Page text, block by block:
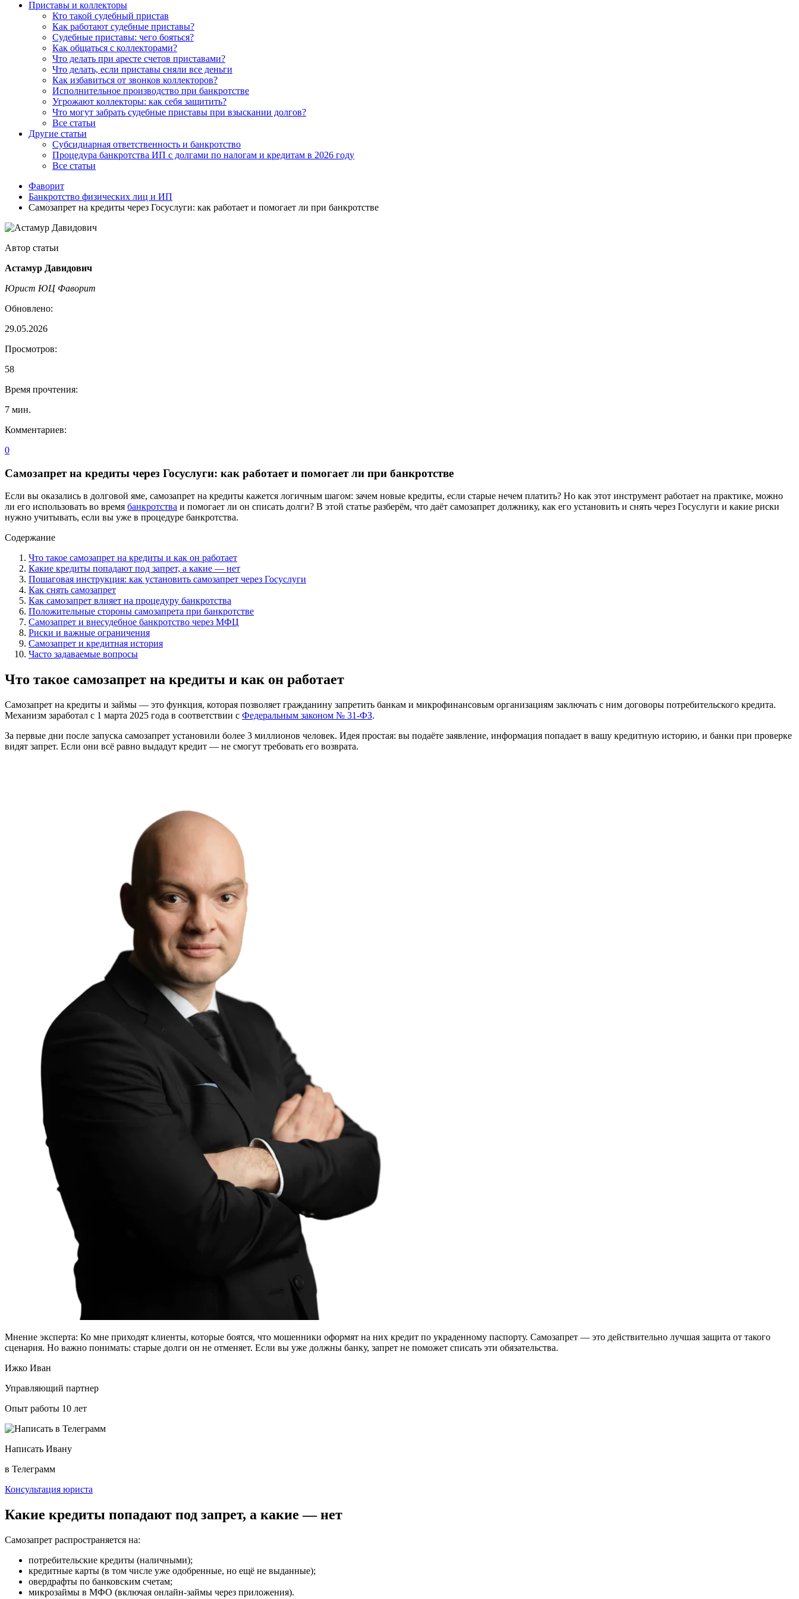
Приставы и коллекторы
Кто такой судебный пристав
Как работают судебные приставы?
Судебные приставы: чего бояться?
Как общаться с коллекторами?
Что делать при аресте счетов приставами?
Что делать, если приставы сняли все деньги
Как избавиться от звонков коллекторов?
Исполнительное производство при банкротстве
Угрожают коллекторы: как себя защитить?
Что могут забрать судебные приставы при взыскании долгов?
Все статьи
Другие статьи
Субсидиарная ответственность и банкротство
Процедура банкротства ИП с долгами по налогам и кредитам в 2026 году
Все статьи
Фаворит
Банкротство физических лиц и ИП
Самозапрет на кредиты через Госуслуги: как работает и помогает ли при банкротстве
Автор статьи
Астамур Давидович
Юрист ЮЦ Фаворит
Обновлено:
29.05.2026
Просмотров:
58
Время прочтения:
7 мин.
Комментариев:
0
Самозапрет на кредиты через Госуслуги: как работает и помогает ли при банкротстве
Если вы оказались в долговой яме, самозапрет на кредиты кажется логичным шагом: зачем новые кредиты, если старые нечем платить? Но как этот инструмент работает на практике, можно
ли его использовать во время банкротства и помогает ли он списать долги? В этой статье разберём, что даёт самозапрет должнику, как его установить и снять через Госуслуги и какие риски
нужно учитывать, если вы уже в процедуре банкротства.
Содержание
Что такое самозапрет на кредиты и как он работает
Какие кредиты попадают под запрет, а какие — нет
Пошаговая инструкция: как установить самозапрет через Госуслуги
Как снять самозапрет
Как самозапрет влияет на процедуру банкротства
Положительные стороны самозапрета при банкротстве
Самозапрет и внесудебное банкротство через МФЦ
Риски и важные ограничения
Самозапрет и кредитная история
Часто задаваемые вопросы
Что такое самозапрет на кредиты и как он работает
Самозапрет на кредиты и займы — это функция, которая позволяет гражданину запретить банкам и микрофинансовым организациям заключать с ним договоры потребительского кредита.
Механизм заработал с 1 марта 2025 года в соответствии с Федеральным законом № 31-ФЗ.
За первые дни после запуска самозапрет установили более 3 миллионов человек. Идея простая: вы подаёте заявление, информация попадает в вашу кредитную историю, и банки при проверке
видят запрет. Если они всё равно выдадут кредит — не смогут требовать его возврата.
Мнение эксперта: Ко мне приходят клиенты, которые боятся, что мошенники оформят на них кредит по украденному паспорту. Самозапрет — это действительно лучшая защита от такого
сценария. Но важно понимать: старые долги он не отменяет. Если вы уже должны банку, запрет не поможет списать эти обязательства.
Ижко Иван
Управляющий партнер
Опыт работы 10 лет
Написать Ивану
в Телеграмм
Консультация юриста
Какие кредиты попадают под запрет, а какие — нет
Самозапрет распространяется на:
потребительские кредиты (наличными);
кредитные карты (в том числе уже одобренные, но ещё не выданные);
овердрафты по банковским счетам;
микрозаймы в МФО (включая онлайн-займы через приложения).